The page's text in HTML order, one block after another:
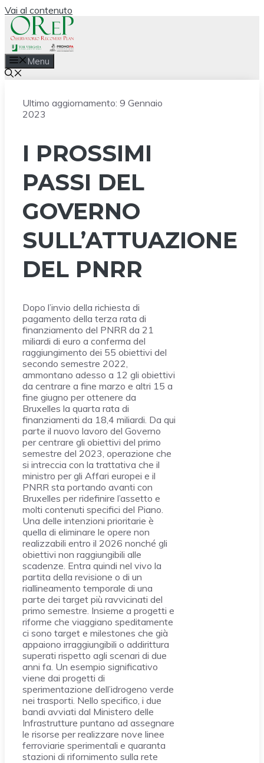
Vai al contenuto
Menu
Ultimo aggiornamento: 9 Gennaio
2023
I PROSSIMI
PASSI DEL
GOVERNO
SULL’ATTUAZIONE
DEL PNRR
Dopo l’invio della richiesta di
pagamento della terza rata di
finanziamento del PNRR da 21
miliardi di euro a conferma del
raggiungimento dei 55 obiettivi del
secondo semestre 2022,
ammontano adesso a 12 gli obiettivi
da centrare a fine marzo e altri 15 a
fine giugno per ottenere da
Bruxelles la quarta rata di
finanziamenti da 18,4 miliardi. Da qui
parte il nuovo lavoro del Governo
per centrare gli obiettivi del primo
semestre del 2023, operazione che
si intreccia con la trattativa che il
ministro per gli Affari europei e il
PNRR sta portando avanti con
Bruxelles per ridefinire l’assetto e
molti contenuti specifici del Piano.
Una delle intenzioni prioritarie è
quella di eliminare le opere non
realizzabili entro il 2026 nonché gli
obiettivi non raggiungibili alle
scadenze. Entra quindi nel vivo la
partita della revisione o di un
riallineamento temporale di una
parte dei target più ravvicinati del
primo semestre. Insieme a progetti e
riforme che viaggiano speditamente
ci sono target e milestones che già
appaiono irraggiungibili o addirittura
superati rispetto agli scenari di due
anni fa. Un esempio significativo
viene dai progetti di
sperimentazione dell’idrogeno verde
nei trasporti. Nello specifico, i due
bandi avviati dal Ministero delle
Infrastrutture puntano ad assegnare
le risorse per realizzare nove linee
ferroviarie sperimentali e quaranta
stazioni di rifornimento sulla rete